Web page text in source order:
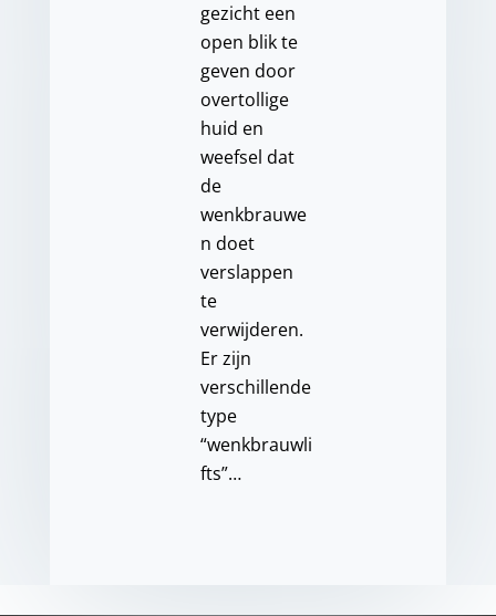
gezicht een
open blik te
geven door
overtollige
huid en
weefsel dat
de
wenkbrauwe
n doet
verslappen
te
verwijderen.
Er zijn
verschillende
type
“wenkbrauwli
fts”…